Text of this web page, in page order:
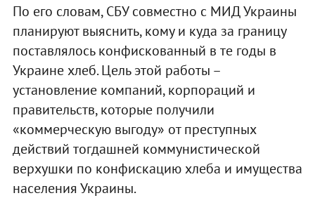
По его словам, СБУ совместно с МИД Украины
планируют выяснить, кому и куда за границу
поставлялось конфискованный в те годы в
Украине хлеб. Цель этой работы –
установление компаний, корпораций и
правительств, которые получили
«коммерческую выгоду» от преступных
действий тогдашней коммунистической
верхушки по конфискацию хлеба и имущества
населения Украины.